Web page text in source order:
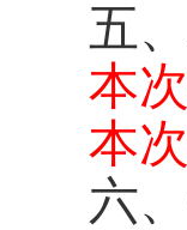
五
本
本
六